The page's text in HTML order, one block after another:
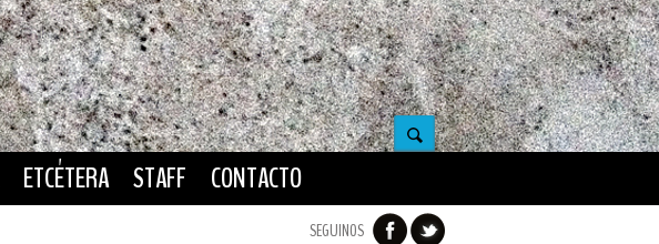
ETCÉTERA STAFF CONTACTO
SEGUINOS